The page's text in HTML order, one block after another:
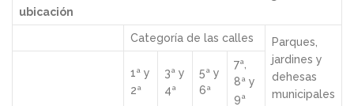
ubicación
Categoría de las calles
Parques,
jardines y
dehesas
municipales
1ª y
2ª
3ª y
4ª
5ª y
6ª
7ª,
8ª y
9ª